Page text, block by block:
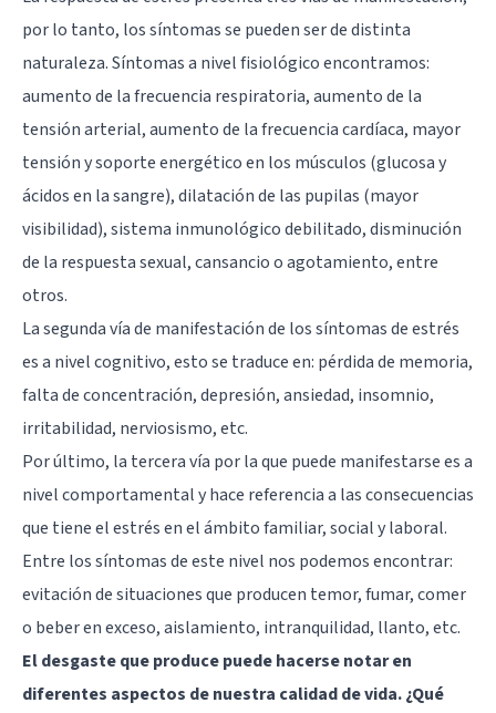
por lo tanto, los síntomas se pueden ser de distinta
naturaleza. Síntomas a nivel fisiológico encontramos:
aumento de la frecuencia respiratoria, aumento de la
tensión arterial, aumento de la frecuencia cardíaca, mayor
tensión y soporte energético en los músculos (glucosa y
ácidos en la sangre), dilatación de las pupilas (mayor
visibilidad), sistema inmunológico debilitado, disminución
de la respuesta sexual, cansancio o agotamiento, entre
otros.
La segunda vía de manifestación de los síntomas de estrés
es a nivel cognitivo, esto se traduce en: pérdida de memoria,
falta de concentración, depresión, ansiedad, insomnio,
irritabilidad, nerviosismo, etc.
Por último, la tercera vía por la que puede manifestarse es a
nivel comportamental y hace referencia a las consecuencias
que tiene el estrés en el ámbito familiar, social y laboral.
Entre los síntomas de este nivel nos podemos encontrar:
evitación de situaciones que producen temor, fumar, comer
o beber en exceso, aislamiento, intranquilidad, llanto, etc.
El desgaste que produce puede hacerse notar en
diferentes aspectos de nuestra calidad de vida. ¿Qué